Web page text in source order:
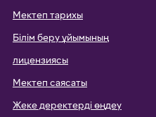
Мектеп тарихы
Білім беру ұйымының
лицензиясы
Мектеп саясаты
Жеке деректерді өңдеу